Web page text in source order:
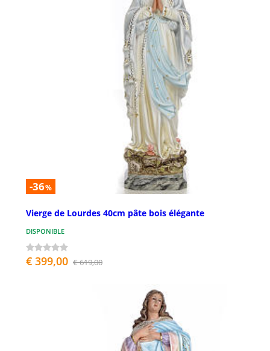
-36%
Vierge de Lourdes 40cm pâte bois élégante
DISPONIBLE
€ 399,00 € 619,00